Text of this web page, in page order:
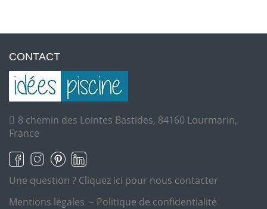
CONTACT
8 chemin des Lointes Bastides, 84160 Lourmarin,
France
Une question ? Cliquez ici pour nous contacter
Mentions légales – Politique de confidentialité